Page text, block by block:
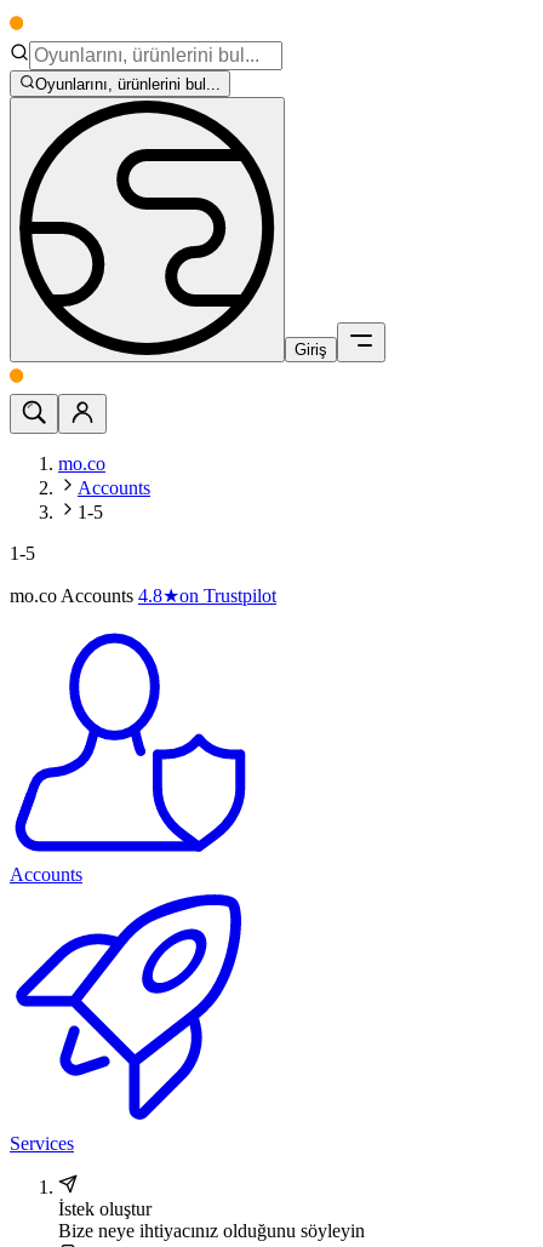
Oyunlarını, ürünlerini bul...
Giriş
mo.co
Accounts
1-5
1-5
mo.co Accounts 4.8★on Trustpilot
Accounts
Services
İstek oluştur
Bize neye ihtiyacınız olduğunu söyleyin